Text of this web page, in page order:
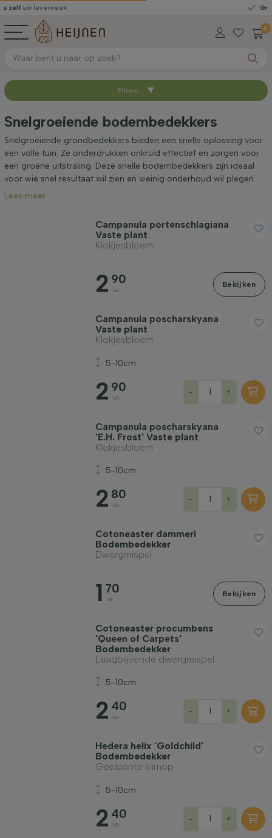
Gratis
0
Sorteer op
Beschikbaar
Hoogte bij levering (cm)
Filters
Snelgroeiende bodembedekkers
Snelgroeiende grondbedekkers bieden een snelle oplossing voor
een volle tuin. Ze onderdrukken onkruid effectief en zorgen voor
een groene uitstraling. Deze snelle bodembedekkers zijn ideaal
voor wie snel resultaat wil zien en weinig onderhoud wil plegen.
Lees meer
Campanula portenschlagiana
Vaste plant
Klokjesbloem
2 90
va
Bekijken
Campanula poscharskyana
Vaste plant
Klokjesbloem
5-10cm
2 90
va
- +
Campanula poscharskyana
'E.H. Frost' Vaste plant
Klokjesbloem
5-10cm
2 80
va
- +
Cotoneaster dammeri
Bodembedekker
Dwergmispel
1 70
va
Bekijken
Cotoneaster procumbens
'Queen of Carpets'
Bodembedekker
Laagblijvende dwergmispel
5-10cm
2 40
va
- +
Hedera helix 'Goldchild'
Bodembedekker
Geelbonte klimop
5-10cm
2 40
va
- +